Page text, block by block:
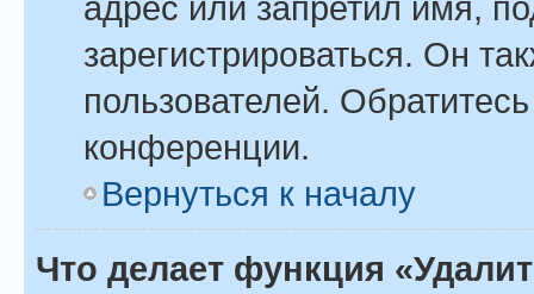
зарегистрироваться. Он
пользователей.
конференции.
Вернуться к началу
Что делает функция